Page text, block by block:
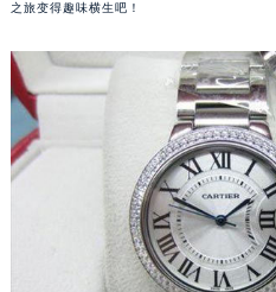
之旅变得趣味横生吧！